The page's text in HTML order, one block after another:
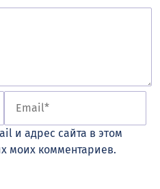
и адрес сайта в этом
моих комментариев.